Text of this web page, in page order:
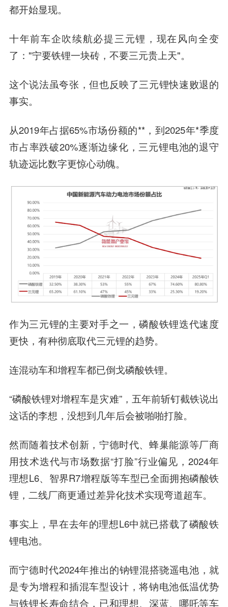
都开始显现。
十年前车企吹续航必提三元锂，现在风向全变
了："宁要铁锂一块砖，不要三元贵上天"。
这个说法虽夸张，但也反映了三元锂快速败退的
事实。
从2019年占据65%市场份额的**，到2025年*季度
市占率跌破20%逐渐边缘化，三元锂电池的退守
轨迹远比数字更惊心动魄。
作为三元锂的主要对手之一，磷酸铁锂迭代速度
更快，有种彻底取代三元锂的趋势。
连混动车和增程车都已倒戈磷酸铁锂。
“磷酸铁锂对增程车是灾难”，五年前斩钉截铁说出
这话的李想，没想到几年后会被啪啪打脸。
然而随着技术创新，宁德时代、蜂巢能源等厂商
用技术迭代与市场数据“打脸”行业偏见，2024年
理想L6、智界R7增程版等车型已全面拥抱磷酸铁
锂，二线厂商更通过差异化技术实现弯道超车。
事实上，早在去年的理想L6中就已搭载了磷酸铁
锂电池。
而宁德时代2024年推出的钠锂混搭骁遥电池，就
是专为增程和插混车型设计，将钠电池低温优势
与铁锂长寿命结合，已和理想、深蓝、哪吒等车